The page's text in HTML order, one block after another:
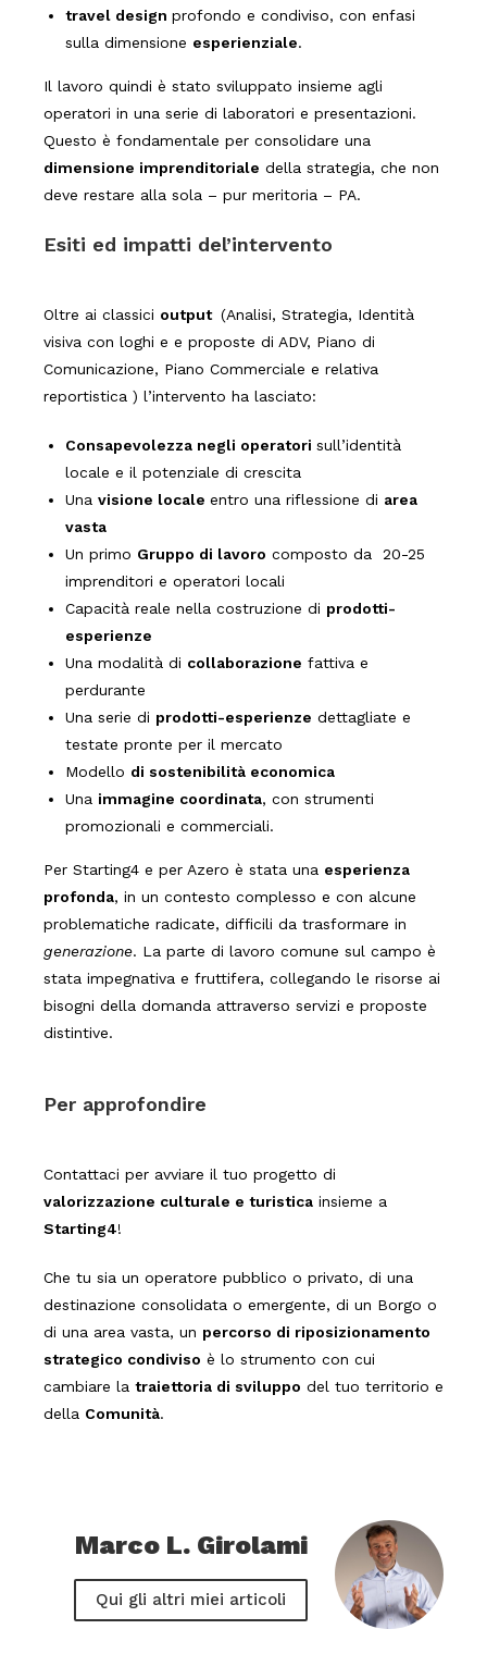
travel design profondo e condiviso, con enfasi
sulla dimensione esperienziale.
Il lavoro quindi è stato sviluppato insieme agli
operatori in una serie di laboratori e presentazioni.
Questo è fondamentale per consolidare una
dimensione imprenditoriale della strategia, che non
deve restare alla sola – pur meritoria – PA.
Esiti ed impatti del’intervento
Oltre ai classici output (Analisi, Strategia, Identità
visiva con loghi e e proposte di ADV, Piano di
Comunicazione, Piano Commerciale e relativa
reportistica ) l’intervento ha lasciato:
Consapevolezza negli operatori sull’identità
locale e il potenziale di crescita
Una visione locale entro una riflessione di area
vasta
Un primo Gruppo di lavoro composto da 20-25
imprenditori e operatori locali
Capacità reale nella costruzione di prodotti-
esperienze
Una modalità di collaborazione fattiva e
perdurante
Una serie di prodotti-esperienze dettagliate e
testate pronte per il mercato
Modello di sostenibilità economica
Una immagine coordinata, con strumenti
promozionali e commerciali.
Per Starting4 e per Azero è stata una esperienza
profonda, in un contesto complesso e con alcune
problematiche radicate, difficili da trasformare in
generazione. La parte di lavoro comune sul campo è
stata impegnativa e fruttifera, collegando le risorse ai
bisogni della domanda attraverso servizi e proposte
distintive.
Per approfondire
Contattaci per avviare il tuo progetto di
valorizzazione culturale e turistica insieme a
Starting4!
Che tu sia un operatore pubblico o privato, di una
destinazione consolidata o emergente, di un Borgo o
di una area vasta, un percorso di riposizionamento
strategico condiviso è lo strumento con cui
cambiare la traiettoria di sviluppo del tuo territorio e
della Comunità.
Marco L. Girolami
Qui gli altri miei articoli